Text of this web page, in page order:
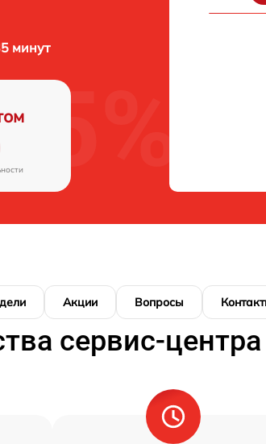
минут
Акции Вопросы
сервис-центра